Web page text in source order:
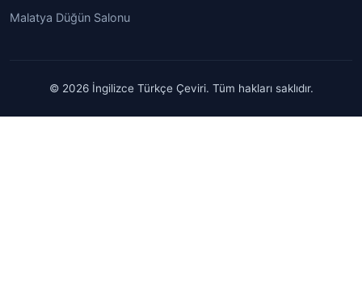
Malatya Düğün Salonu
© 2026 İngilizce Türkçe Çeviri. Tüm hakları saklıdır.